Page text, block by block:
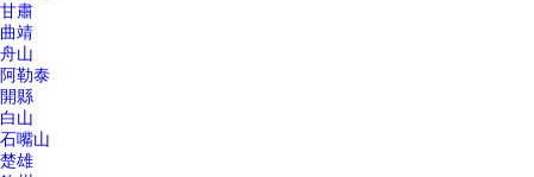
甘肅
曲靖
舟山
阿勒泰
開縣
白山
石嘴山
楚雄